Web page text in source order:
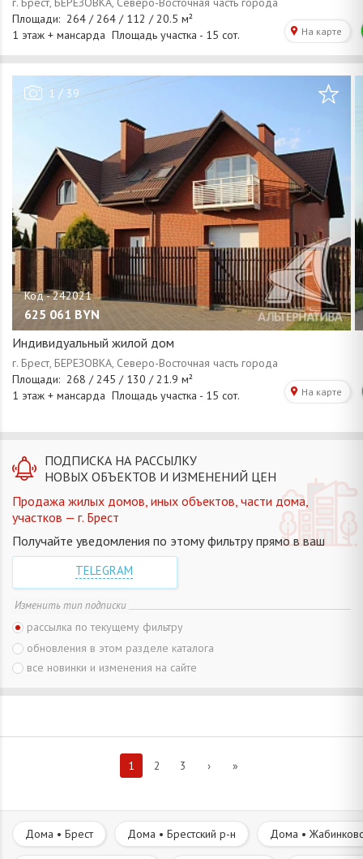
1 / 39
625 061 BYN
Индивидуальный жилой дом
ПОДПИСКА НА РАССЫЛКУ
НОВЫХ ОБЪЕКТОВ И ИЗМЕНЕНИЙ ЦЕН
Продажа жилых домов, иных объектов, части дома,
участков — г. Брест
Получайте уведомления по этому фильтру прямо в ваш
TELEGRAM
Изменить тип подписки
рассылка по текущему фильтру
обновления в этом разделе каталога
все новинки и изменения на сайте
1 2 3 › »
Дома • Брест Дома • Брестский р-н Дома •